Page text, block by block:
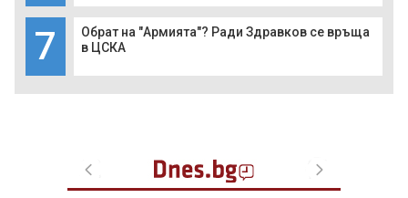
7
Обрат на "Армията"? Ради Здравков се връща
в ЦСКА